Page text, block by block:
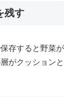
残す
存すると野菜が
がクッションと